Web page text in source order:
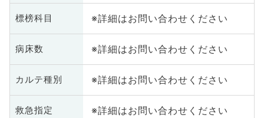
標榜科目 ※詳細はお問い合わせください
病床数 ※詳細はお問い合わせください
カルテ種別 ※詳細はお問い合わせください
救急指定 ※詳細はお問い合わせください